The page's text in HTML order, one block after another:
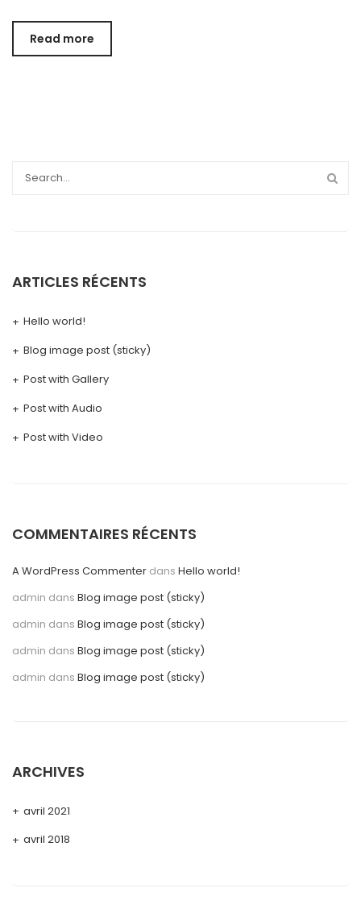
Read more
ARTICLES RÉCENTS
Hello world!
Blog image post (sticky)
Post with Gallery
Post with Audio
Post with Video
COMMENTAIRES RÉCENTS
A WordPress Commenter dans Hello world!
admin dans Blog image post (sticky)
admin dans Blog image post (sticky)
admin dans Blog image post (sticky)
admin dans Blog image post (sticky)
ARCHIVES
avril 2021
avril 2018